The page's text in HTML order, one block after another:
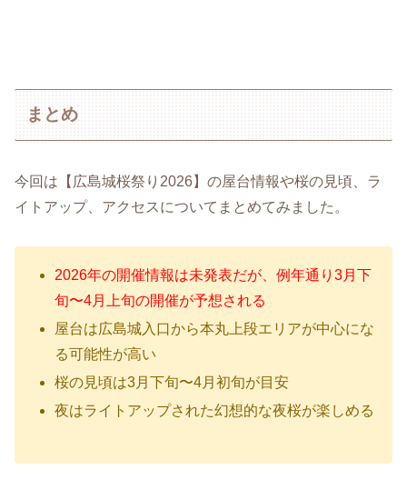
まとめ
今回は【広島城桜祭り2026】の屋台情報や桜の見頃、ラ
イトアップ、アクセスについてまとめてみました。
2026年の開催情報は未発表だが、例年通り3月下
旬〜4月上旬の開催が予想される
屋台は広島城入口から本丸上段エリアが中心にな
る可能性が高い
桜の見頃は3月下旬〜4月初旬が目安
夜はライトアップされた幻想的な夜桜が楽しめる